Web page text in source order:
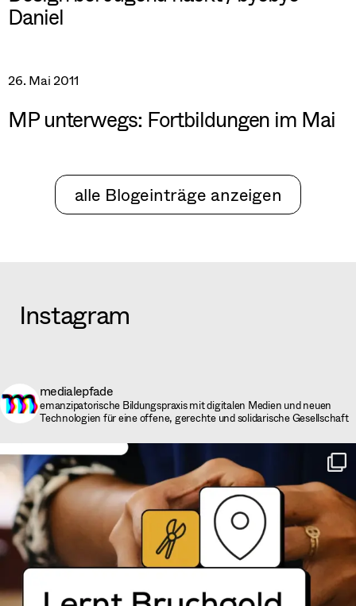
Daniel
26. Mai 2011
MP unterwegs: Fortbildungen im Mai
alle Blogeinträge anzeigen
Instagram
medialepfade
emanzipatorische Bildungspraxis mit digitalen Medien und neuen
Technologien für eine offene, gerechte und solidarische Gesellschaft